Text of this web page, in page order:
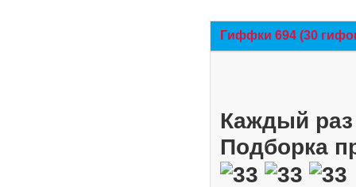
Гиффки 694 (30
Каждый
Подборка